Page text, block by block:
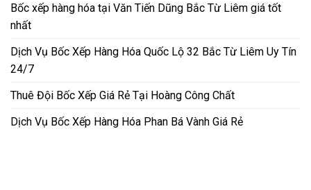
Bốc xếp hàng hóa tại Văn Tiến Dũng Bắc Từ Liêm giá tốt
nhất
Dịch Vụ Bốc Xếp Hàng Hóa Quốc Lộ 32 Bắc Từ Liêm Uy Tín
24/7
Thuê Đội Bốc Xếp Giá Rẻ Tại Hoàng Công Chất
Dịch Vụ Bốc Xếp Hàng Hóa Phan Bá Vành Giá Rẻ